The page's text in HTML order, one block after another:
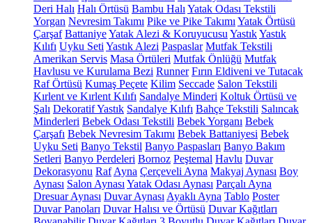
Deri Halı Halı Örtüsü Bambu Halı Yatak Odası Tekstili
Yorgan Nevresim Takımı Pike ve Pike Takımı Yatak Örtüsü
Çarşaf BattaniyeYatak Alezi & Koruyucusu YastıkYastık
Kılıfı Uyku Seti Yastık Alezi Paspaslar Mutfak Tekstili
Amerikan Servis Masa Örtüleri Mutfak Önlüğü Mutfak
Havlusu ve Kurulama Bezi Runner Fırın Eldiveni ve Tutacak
Raf Örtüsü Kumaş Peçete Kilim Seccade Salon Tekstili
Kırlent ve Kırlent Kılıfı Sandalye Minderi Koltuk Örtüsü ve
Şalı Dekoratif Yastık Sandalye Kılıfı Bahçe Tekstili Salıncak
Minderleri Bebek Odası Tekstili Bebek Yorganı Bebek
Çarşafı Bebek Nevresim Takımı Bebek Battaniyesi Bebek
Uyku Seti Banyo Tekstil Banyo Paspasları Banyo Bakım
Setleri Banyo Perdeleri Bornoz Peştemal Havlu Duvar
Dekorasyonu Raf Ayna Çerçeveli Ayna Makyaj Aynası Boy
Aynası Salon Aynası Yatak Odası Aynası Parçalı Ayna
Dresuar Aynası Duvar Aynası Ayaklı Ayna Tablo Poster
Duvar Panoları Duvar Halısı ve Örtüsü Duvar Kağıtları